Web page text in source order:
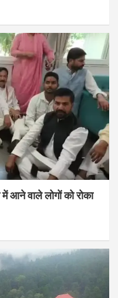
में आने वाले लोगों को रोका